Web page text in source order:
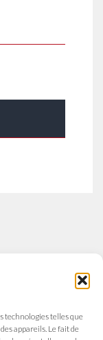
technologies telles que
appareils. Le fait de